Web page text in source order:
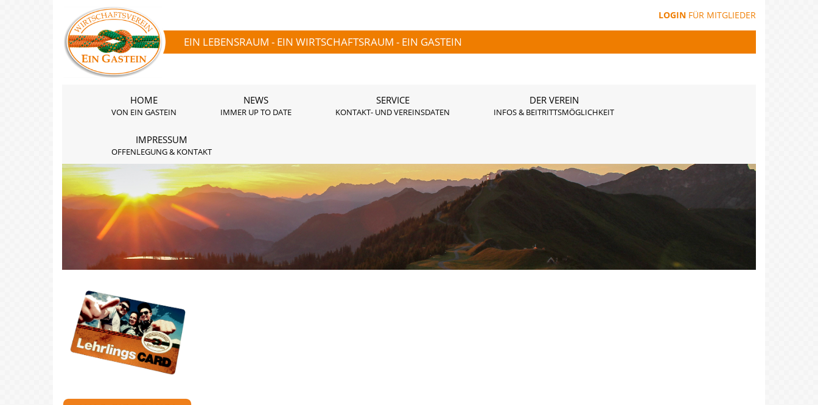
LOGIN FÜR MITGLIEDER
EIN LEBENSRAUM - EIN WIRTSCHAFTSRAUM - EIN GASTEIN
HOME
VON EIN GASTEIN
NEWS
IMMER UP TO DATE
SERVICE
KONTAKT- UND VEREINSDATEN
DER VEREIN
INFOS & BEITRITTSMÖGLICHKEIT
IMPRESSUM
OFFENLEGUNG & KONTAKT